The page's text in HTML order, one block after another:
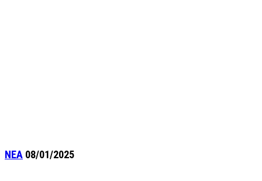
ΝΕΑ 08/01/2025